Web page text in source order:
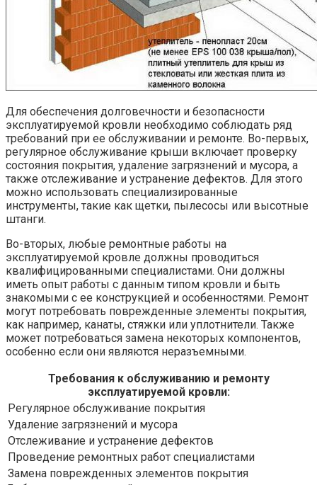
Для обеспечения долговечности и безопасности
эксплуатируемой кровли необходимо соблюдать ряд
требований при ее обслуживании и ремонте. Во-первых,
регулярное обслуживание крыши включает проверку
состояния покрытия, удаление загрязнений и мусора, а
также отслеживание и устранение дефектов. Для этого
можно использовать специализированные
инструменты, такие как щетки, пылесосы или высотные
штанги.
Во-вторых, любые ремонтные работы на
эксплуатируемой кровле должны проводиться
квалифицированными специалистами. Они должны
иметь опыт работы с данным типом кровли и быть
знакомыми с ее конструкцией и особенностями. Ремонт
могут потребовать поврежденные элементы покрытия,
как например, канаты, стяжки или уплотнители. Также
может потребоваться замена некоторых компонентов,
особенно если они являются неразъемными.
Требования к обслуживанию и ремонту
эксплуатируемой кровли:
Регулярное обслуживание покрытия
Удаление загрязнений и мусора
Отслеживание и устранение дефектов
Проведение ремонтных работ специалистами
Замена поврежденных элементов покрытия